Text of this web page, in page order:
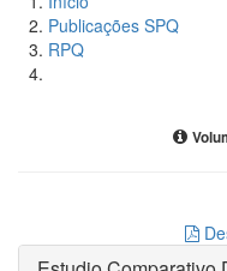
Publicações SPQ
RPQ